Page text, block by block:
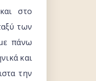
στο
των
πάνω
και
την